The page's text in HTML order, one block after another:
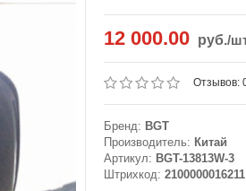
12 000.00 руб./
Отзывов:
Бренд: BGT
Производитель: Китай
Артикул: BGT-13813W-3
Штрихкод: 2100000016211